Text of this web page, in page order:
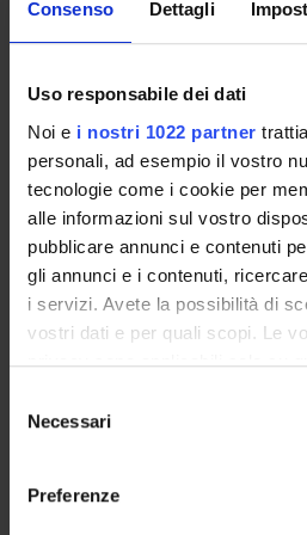
Consenso Dettagli
Uso responsabile dei dati
Noi e i nostri 1022 partner
personali, ad esempio il vostro
tecnologie come i cookie per
alle informazioni sul vostro
pubblicare annunci e contenuti
gli annunci e i contenuti,
i servizi. Avete la possibilità di
vostri dati e per quali scopi. Le
privacy sono applicabili solo su
modificare o revocare il proprio
momento dalla Dichiarazione
delNecessari
Preferenze
Come iscriversi e Requisiti di
Piani didattici
Organi collegiali e di governo
Rete formativa
Servizio Studenti
OFFERTA FORMATIVA
CORSI DI LAUREA MAGISTRALE